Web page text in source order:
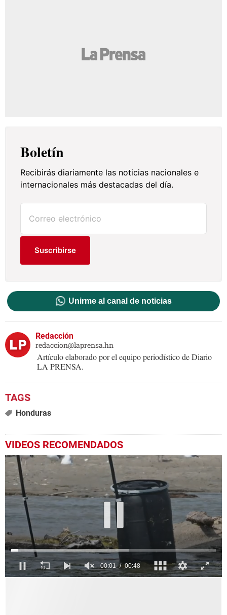
Boletín
Recibirás diariamente las noticias nacionales e
internacionales más destacadas del día.
Suscribirse
Unirme al canal de noticias
Redacción
redaccion@laprensa.hn
Artículo elaborado por el equipo periodístico de Diario
LA PRENSA.
Honduras
VIDEOS RECOMENDADOS